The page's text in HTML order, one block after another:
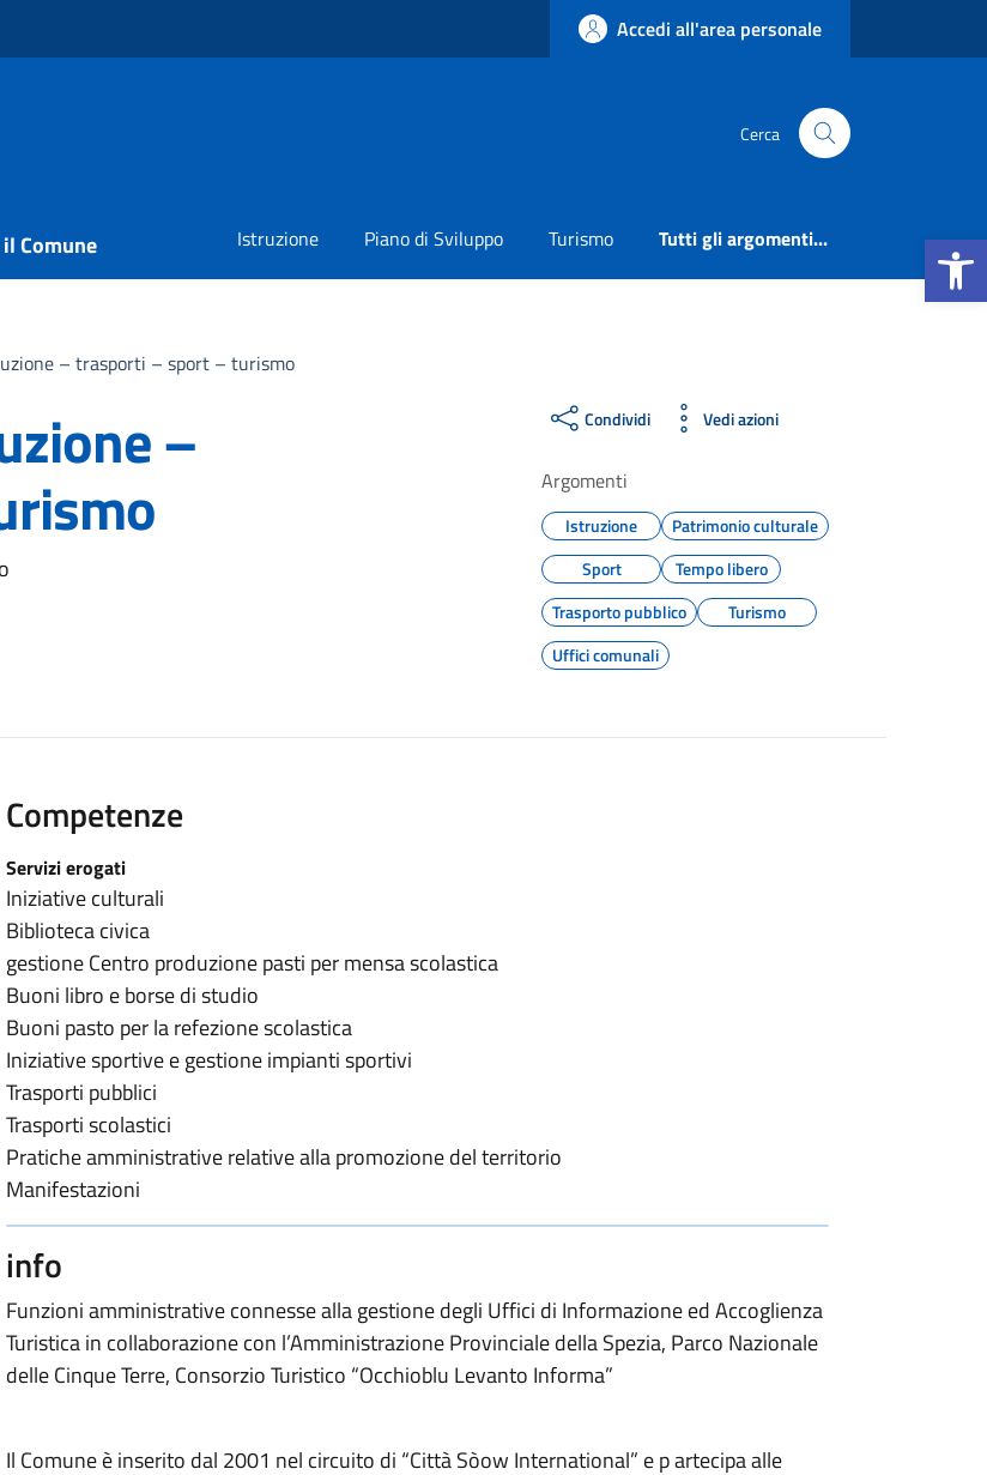
Apri la
Accedi all'area personale
Cerca
Comune Istruzione Piano di Sviluppo Turismo Tutti gli argomenti...
– trasporti – sport – turismo
– Condividi Vedi azioni
Argomenti
Istruzione
Patrimonio culturale
Sport
Tempo libero
Trasporto pubblico
Turismo
Uffici comunali
Competenze
Servizi erogati
Iniziative culturali
Biblioteca civica
gestione Centro produzione pasti per mensa scolastica
Buoni libro e borse di studio
Buoni pasto per la refezione scolastica
Iniziative sportive e gestione impianti sportivi
Trasporti pubblici
Trasporti scolastici
Pratiche amministrative relative alla promozione del territorio
Manifestazioni
info
Funzioni amministrative connesse alla gestione degli Uffici di Informazione ed Accoglienza
Turistica in collaborazione con l’Amministrazione Provinciale della Spezia, Parco Nazionale
delle Cinque Terre, Consorzio Turistico “Occhioblu Levanto Informa”
Il Comune è inserito dal 2001 nel circuito di “Città Sòow International” e p artecipa alle